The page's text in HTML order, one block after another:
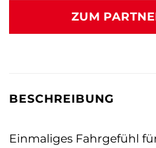
ZUM
BESCHREIBUNG
Einmaliges Fahrgefühl